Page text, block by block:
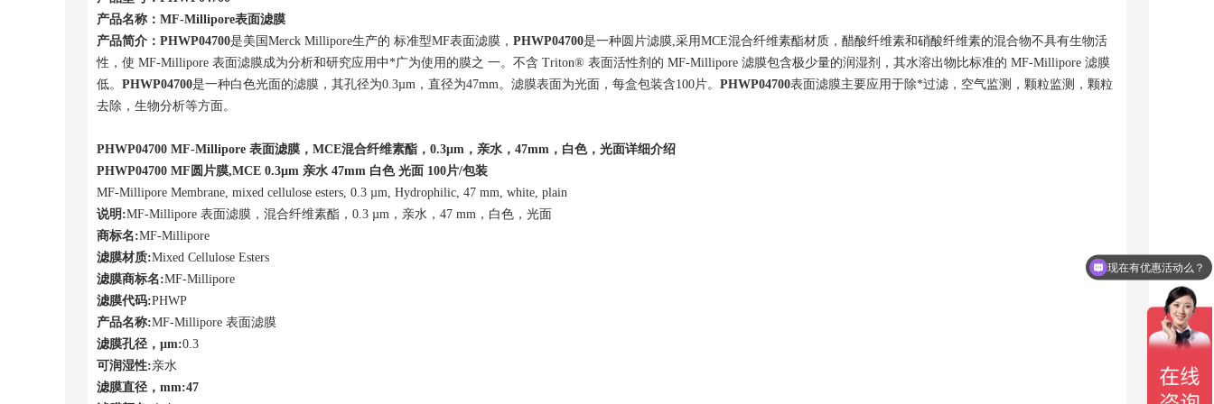
产品名称： MF-Millipore表面滤膜
产品简介： PHWP04700是美国Merck Millipore生产的 标准型MF表面滤膜， PHWP04700是一种圆片滤膜,采用MCE混合纤维素酯材质，醋酸纤维素和硝酸纤维素的混合物不具有生物活
性，使 MF-Millipore 表面滤膜成为分析和研究应用中*广为使用的膜之 一。不含 Triton® 表面活性剂的 MF-Millipore 滤膜包含极少量的润湿剂，其水溶出物比标准的 MF-Millipore 滤膜
低。 PHWP04700是一种白色光面的滤膜，其孔径为0.3µm，直径为47mm。滤膜表面为光面，每盒包装含100片。 PHWP04700表面滤膜主要应用于除*过滤，空气监测，颗粒监测，颗粒
去除，生物分析等方面。
PHWP04700 MF-Millipore 表面滤膜， MCE混合纤维素酯， 0.3µm ，亲水，47mm ，白色，光面详细介绍
PHWP04700 MF 圆片膜,MCE 0.3µm 亲水 47mm 白色 光面 100片/包装
MF-Millipore Membrane, mixed cellulose esters, 0.3 µm, Hydrophilic, 47 mm, white, plain
说明 :MF-Millipore 表面滤膜，混合纤维素酯，0.3 µm，亲水，47 mm，白色，光面
商标名:MF-Millipore
滤膜材质:Mixed Cellulose Esters
滤膜商标名:MF-Millipore
滤膜代码:PHWP
产品名称:MF-Millipore 表面滤膜
滤膜孔径， µm:0.3
可润湿性:亲水
滤膜直径， mm:47
现在有优惠活动么？